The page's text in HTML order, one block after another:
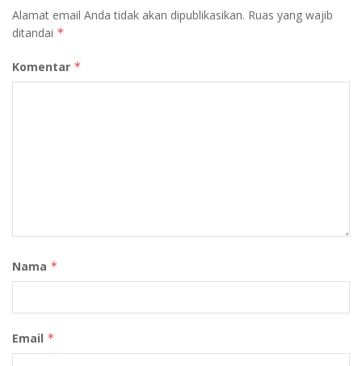
Alamat email Anda tidak akan dipublikasikan. Ruas yang wajib
ditandai *
Komentar *
Nama *
Email *